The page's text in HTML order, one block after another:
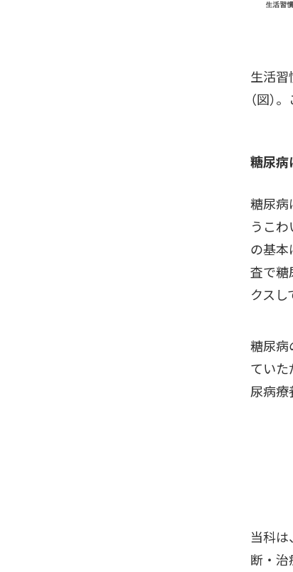
生活
（図）。
糖尿病
糖尿病
うこ
の基
査で糖
クスし
糖尿病
ていた
尿病療
当科
断・治